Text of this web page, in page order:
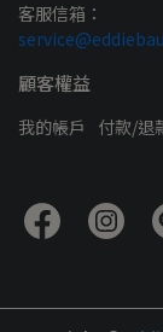
客服信箱：
顧客權益
我的帳戶 付款/退